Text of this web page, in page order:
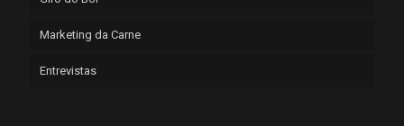
Marketing da Carne
Entrevistas